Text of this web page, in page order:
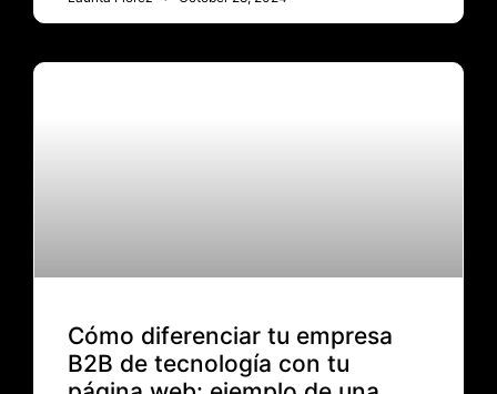
Cómo diferenciar tu empresa
B2B de tecnología con tu